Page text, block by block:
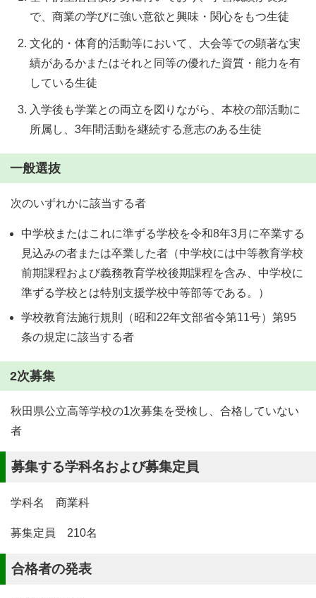
で、商業の学びに強い意欲と興味・関心をもつ生徒
文化的・体育的活動等において、大会等での顕著な実
績があるかまたはそれと同等の優れた資質・能力を有
している生徒
入学後も学業との両立を図りながら、本校の部活動に
所属し、3年間活動を継続する意志のある生徒
一般選抜
次のいずれかに該当する者
中学校またはこれに準ずる学校を令和8年3月に卒業する
見込みの者または卒業した者（中学校には中等教育学校
前期課程および義務教育学校後期課程を含み、中学校に
準ずる学校とは特別支援学校中等部等である。）
学校教育法施行規則（昭和22年文部省令第11号）第95
条の規定に該当する者
2次募集
秋田県公立高等学校の1次募集を受検し、合格していない
者
募集する学科名および募集定員
学科名 商業科
募集定員 210名
合格者の発表